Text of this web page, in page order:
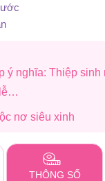
ý nghĩa: Thiệp sinh
nơ siêu xinh
THÔNG SỐ